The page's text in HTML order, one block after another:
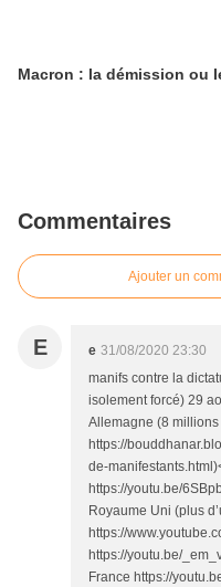
Macron : la démission ou
Commentaires
Ajouter un
E e 31/08/2020 23:30
manifs contre la
isolement forcé) 29
Allemagne (8
https://
de-
https://youtu.be/
Royaume Uni (plus
https://
https://youtu.be/
France https://